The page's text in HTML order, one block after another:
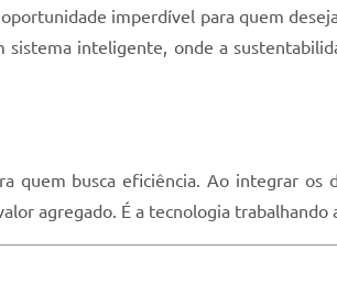
imperdível para quem
inteligente, onde a
quem busca eficiência. Ao integrar
agregado. É a tecnologia trabalhando